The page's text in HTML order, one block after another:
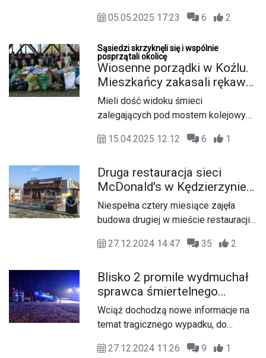
światło w kierunku obwodnicy i z
usprawni ruch, który zwiększył się po
wprowadzeniu objazdów związanych
z inwestycją na ulicy Wyspiańskiego.
05.05.2025 17:23 6 2
Sąsiedzi skrzyknęli się i wspólnie
posprzątali okolicę
Wiosenne porządki w Koźlu.
Mieszkańcy zakasali rękawy
i uprzątnęli śmieci. ZDJĘCIA
Mieli dość widoku śmieci
zalegających pod mostem kolejowym
postanowili wziąć sprawy w swoje
Koźle Zachód skrzyknęła się w
poniedziałkowe popołudnie, by
wspólnymi siłami uporządkować
fragment swojej małej ojczyzny.
odpadami kilkadziesiąt worków.
15.04.2025 12:12 6 1
Druga restauracja sieci
McDonald's w Kędzierzynie-
Koźlu gotowa! Znamy termin
otwarcia
Niespełna cztery miesiące zajęła
budowa drugiej w mieście restauracji
rondzie między Koźlem a Reńską
restauracja zostanie otwarta.
27.12.2024 14:47 35 2
Blisko 2 promile wydmuchał
sprawca śmiertelnego
wypadku w Koźlu. Młody
mężczyzna jest już w
policyjnym areszcie
Wciąż dochodzą nowe informacje na
temat tragicznego wypadku, do
grudnia na ulicy Łukasiewicza w
27.12.2024 11:26 9 1